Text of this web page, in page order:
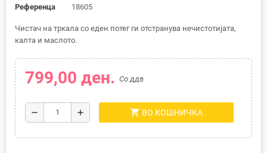
Референца
18605
Чистач на тркала со еден потег ги отстранува нечистотијата,
калта и маслото.
799,00 ден. Со ддв
remove add shopping_cart ВО КОШНИЧКА